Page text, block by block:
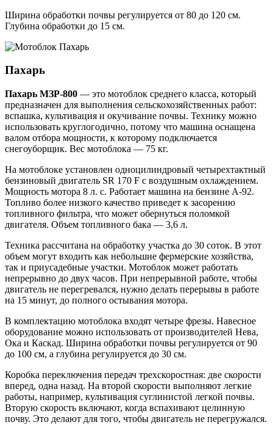
Ширина обработки почвы регулируется от 80 до 120 см.
Глубина обработки до 15 см.
Пахарь
Пахарь МЗР-800 — это мотоблок среднего класса, который
предназначен для выполнения сельскохозяйственных работ:
вспашка, культивация и окучивание почвы. Технику можно
использовать круглогодично, потому что машина оснащена
валом отбора мощности, к которому подключается
снегоуборщик. Вес мотоблока — 75 кг.
На мотоблоке установлен одноцилиндровый четырехтактный
бензиновый двигатель SR 170 F с воздушным охлаждением.
Мощность мотора 8 л. с. Работает машина на бензине А-92.
Топливо более низкого качество приведет к засорению
топливного фильтра, что может обернуться поломкой
двигателя. Объем топливного бака — 3,6 л.
Техника рассчитана на обработку участка до 30 соток. В этот
объем могут входить как небольшие фермерские хозяйства,
так и приусадебные участки. Мотоблок может работать
непрерывно до двух часов. При непрерывной работе, чтобы
двигатель не перегревался, нужно делать перерывы в работе
на 15 минут, до полного остывания мотора.
В комплектацию мотоблока входят четыре фрезы. Навесное
оборудование можно использовать от производителей Нева,
Ока и Каскад. Ширина обработки почвы регулируется от 90
до 100 см, а глубина регулируется до 30 см.
Коробка переключения передач трехскоростная: две скорости
вперед, одна назад. На второй скорости выполняют легкие
работы, например, культивация суглинистой легкой почвы.
Вторую скорость включают, когда вспахивают целинную
почву. Это делают для того, чтобы двигатель не перегружался.